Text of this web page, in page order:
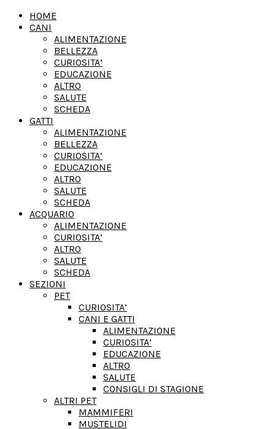
HOME
CANI
ALIMENTAZIONE
BELLEZZA
CURIOSITA’
EDUCAZIONE
ALTRO
SALUTE
SCHEDA
GATTI
ALIMENTAZIONE
BELLEZZA
CURIOSITA’
EDUCAZIONE
ALTRO
SALUTE
SCHEDA
ACQUARIO
ALIMENTAZIONE
CURIOSITA’
ALTRO
SALUTE
SCHEDA
SEZIONI
PET
CURIOSITA’
CANI E GATTI
ALIMENTAZIONE
CURIOSITA’
EDUCAZIONE
ALTRO
SALUTE
CONSIGLI DI STAGIONE
ALTRI PET
MAMMIFERI
MUSTELIDI